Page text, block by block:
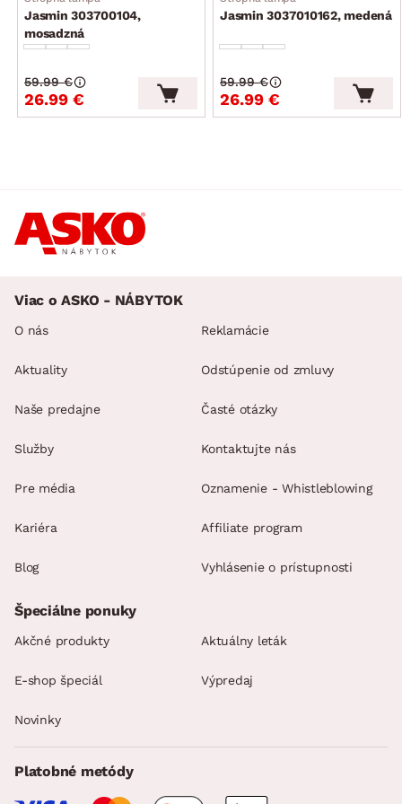
Jasmin 303700104,
mosadzná
26.99 €
59.99 €
Jasmin 3037010162, medená
26.99 €
59.99 €
Viac o ASKO - NÁBYTOK
O nás
Aktuality
Naše predajne
Služby
Pre média
Kariéra
Blog
Reklamácie
Odstúpenie od zmluvy
Časté otázky
Kontaktujte nás
Oznamenie - Whistleblowing
Affiliate program
Vyhlásenie o prístupnosti
Špeciálne ponuky
Akčné produkty Aktuálny leták
E-shop špeciál Výpredaj
Novinky
Platobné metódy